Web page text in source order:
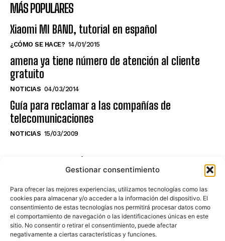
Gestionar consentimiento
Para ofrecer las mejores experiencias, utilizamos tecnologías como las
cookies para almacenar y/o acceder a la información del dispositivo. El
consentimiento de estas tecnologías nos permitirá procesar datos como
el comportamiento de navegación o las identificaciones únicas en este
sitio. No consentir o retirar el consentimiento, puede afectar
negativamente a ciertas características y funciones.
MÁS POPULARES
Xiaomi MI BAND, tutorial en español
¿CÓMO SE HACE? 14/01/2015
amena ya tiene número de atención al cliente
gratuito
NOTICIAS 04/03/2014
Guía para reclamar a las compañías de
telecomunicaciones
NOTICIAS 15/03/2009
NO TE PIERDAS LO ÚLTIMO DEL CANAL
Haz clic en «Estoy de acuerdo» para
activar Youtube
POLÍTICA DE COOKIES